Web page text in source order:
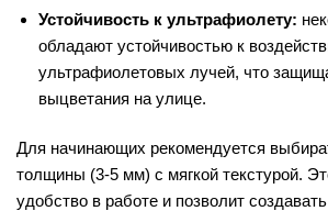
Устойчивость к ультрафиолету:
обладают устойчивостью к
ультрафиолетовых лучей, что
выцветания на улице.
Для начинающих рекомендуется
толщины (3-5 мм) с мягкой текстурой.
удобство в работе и позволит